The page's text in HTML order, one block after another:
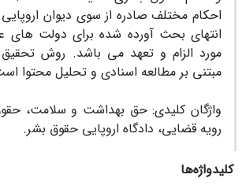
احکام مختلف صادره از سوی دیوان
انتهای بحث آورده شده برای دولت های
مورد الزام و تعهد می باشد. روش
مبتنی بر مطالعه اسنادی و تحلیل محتوا
واژگان کلیدی: حق بهداشت و سلامت،
رویه قضایی، دادگاه اروپایی حقوق بشر.
کلیدواژه‌ها